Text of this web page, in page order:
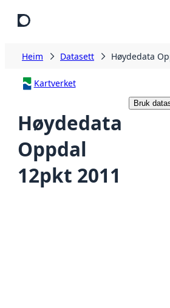
Heim Datasett Høydedata
Kartverket
Høydedata
Oppdal
12pkt 2011
Bruk